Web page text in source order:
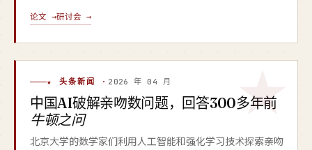
论文 →研讨会 →
★ 头条新闻 · 2026 年 04 月
中国AI破解亲吻数问题，回答300多年前
牛顿之问
北京大学的数学家们利用人工智能和强化学习技术探索亲吻